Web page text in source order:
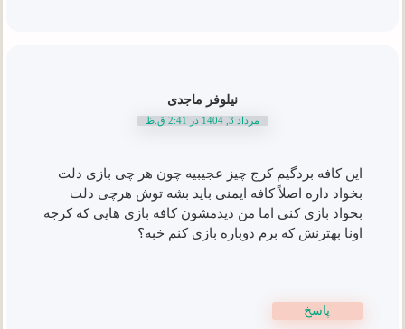
نیلوفر ماجدی
مرداد 3, 1404 در 2:41 ق.ظ
این کافه بردگیم کرج چیز عجیبیه چون هر چی بازی دلت
بخواد داره اصلاً کافه ایمنی باید بشه توش هرچی دلت
بخواد بازی کنی اما من دیدمشون کافه بازی هایی که کرجه
اونا بهترنش که برم دوباره بازی کنم خبه؟
پاسخ